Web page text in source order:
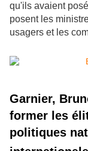
qu'ils avaient
posent les
usagers et les
Garnier,
former les
politiques